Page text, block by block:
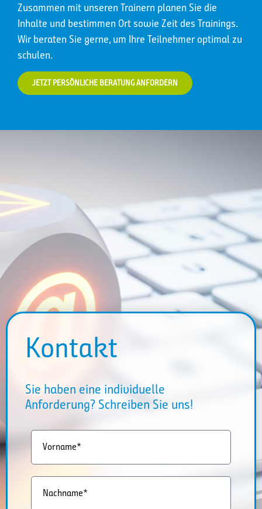
Zusammen mit unseren Trainern planen Sie die
Inhalte und bestimmen Ort sowie Zeit des Trainings.
Wir beraten Sie gerne, um Ihre Teilnehmer optimal zu
schulen.
JETZT PERSÖNLICHE BERATUNG ANFORDERN
Kontakt
Sie haben eine individuelle
Anforderung? Schreiben Sie uns!
Vorname*
Nachname*